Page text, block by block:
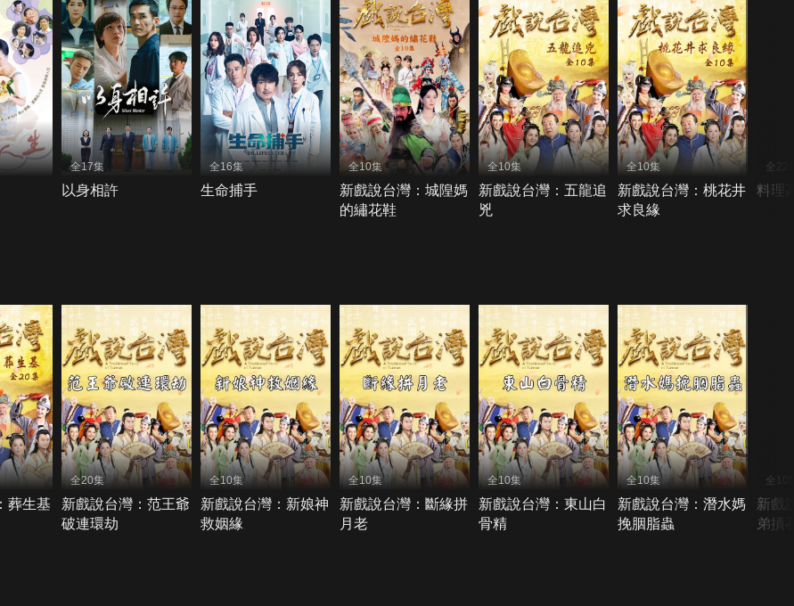
全17集
以身相許
全16集
生命捕手
全10集
新戲說台灣：城隍媽
的繡花鞋
全10集
新戲說台灣：五龍追
兇
全10集
新戲說台灣：桃花井
求良緣
全22
料理
葬生基
全20集
新戲說台灣：范王爺
破連環劫
全10集
新戲說台灣：新娘神
救姻緣
全10集
新戲說台灣：斷緣拼
月老
全10集
新戲說台灣：東山白
骨精
全10集
新戲說台灣：潛水媽
挽胭脂蟲
全10
新戲
弟摃